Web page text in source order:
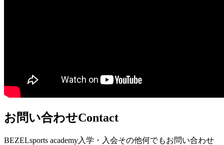
お問い合わせContact
BEZELsports academy入学・入会その他何でもお問い合わせ